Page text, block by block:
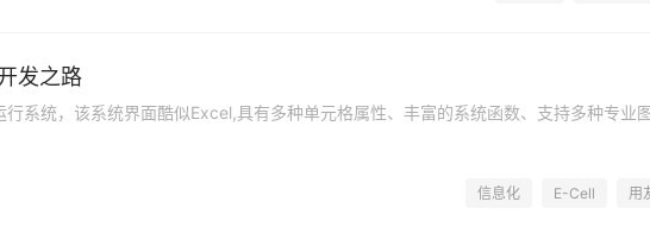
发之路
系统，该系统界面酷似Excel,具有多种单元格属性、丰富的系统函数、支持多种专业
信息化 E-Cell 用